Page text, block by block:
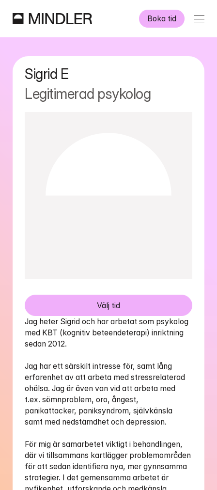
Boka tid
Information
Övriga tjänster
Sigrid E
Legitimerad psykolog
Välj tid
Jag heter Sigrid och har arbetat som psykolog
med KBT (kognitiv beteendeterapi) inriktning
sedan 2012.
Jag har ett särskilt intresse för, samt lång
erfarenhet av att arbeta med stressrelaterad
ohälsa. Jag är även van vid att arbeta med
t.ex. sömnproblem, oro, ångest,
panikattacker, paniksyndrom, självkänsla
samt med nedstämdhet och depression.
För mig är samarbetet viktigt i behandlingen,
där vi tillsammans kartlägger problemområden
för att sedan identifiera nya, mer gynnsamma
strategier. I det gemensamma arbetet är